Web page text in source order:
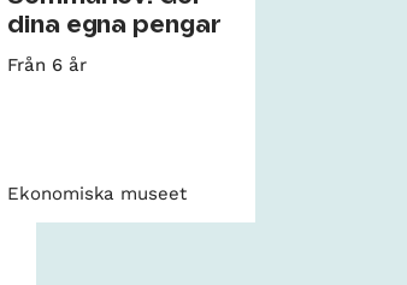
dina egna pengar
Från 6 år
Ekonomiska museet